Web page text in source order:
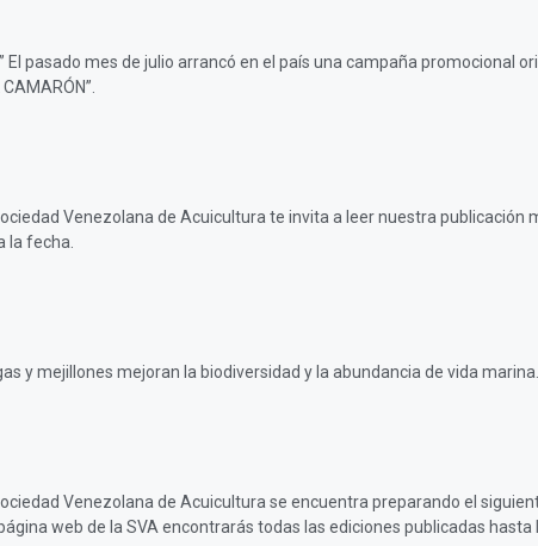
El pasado mes de julio arrancó en el país una campaña promocional
Venezolana de Acuicultura te invita a leer nuestra publicación
la fecha.
y mejillones mejoran la biodiversidad y la abundancia de vida marina.
Venezolana de Acuicultura se encuentra preparando el
web de la SVA encontrarás todas las ediciones publicadas hasta